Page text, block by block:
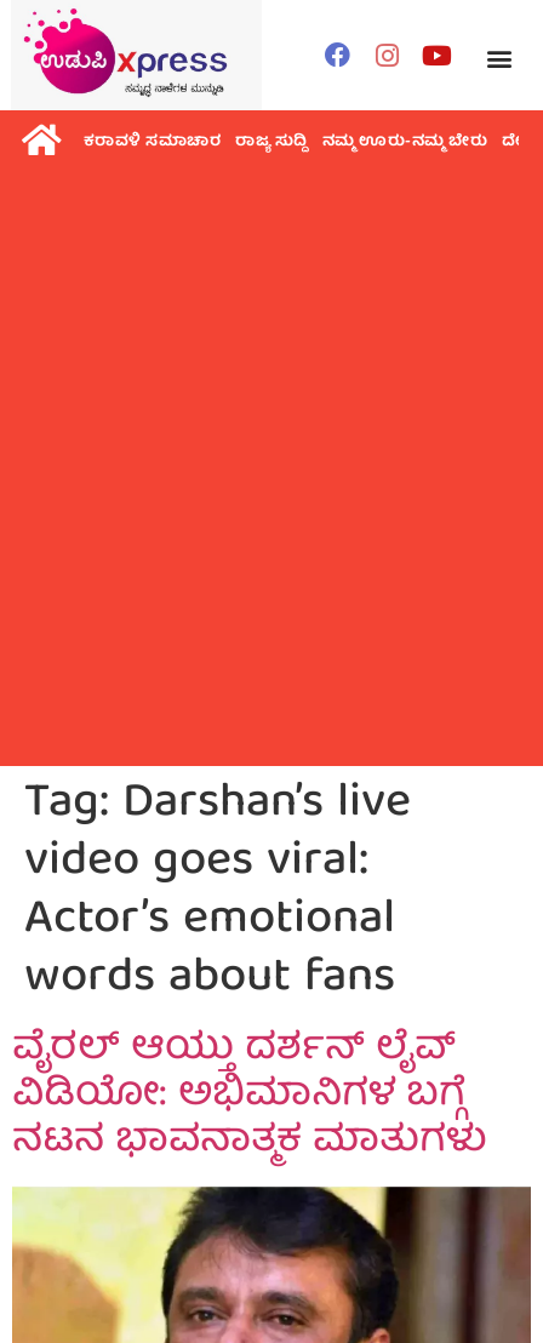
ಕರಾವಳಿ ಸಮಾಚಾರ ರಾಜ್ಯ ಸುದ್ದಿ ನಮ್ಮ ಊರು-ನಮ್ಮ ಬೇರು ದೇಶ
Tag: Darshan’s live
video goes viral:
Actor’s emotional
words about fans
ವೈರಲ್ ಆಯ್ತು ದರ್ಶನ್ ಲೈವ್
ವಿಡಿಯೋ: ಅಭಿಮಾನಿಗಳ ಬಗ್ಗೆ
ನಟನ ಭಾವನಾತ್ಮಕ ಮಾತುಗಳು